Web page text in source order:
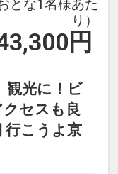
とな1名様あた
り）
円
観光に！ビ
セスも良
行こうよ京